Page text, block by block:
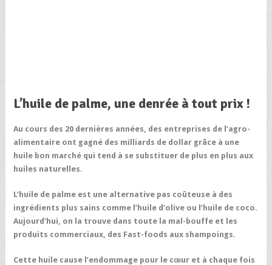
L’huile de palme, une denrée à tout prix !
Au cours des 20 dernières années, des entreprises de l’agro-
alimentaire ont gagné des milliards de dollar grâce à une
huile bon marché qui tend à se substituer de plus en plus aux
huiles naturelles.
L’huile de palme est une alternative pas coûteuse à des
ingrédients plus sains comme l’huile d’olive ou l’huile de coco.
Aujourd’hui, on la trouve dans toute la mal-bouffe et les
produits commerciaux, des Fast-foods aux shampoings.
Cette huile cause l’endommage pour le cœur et à chaque fois